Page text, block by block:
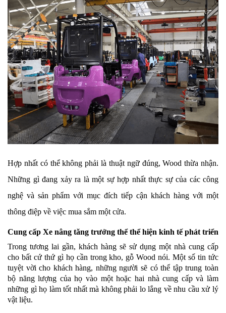
Hợp nhất có thể không phải là thuật ngữ đúng, Wood thừa nhận.
Những gì đang xảy ra là một sự hợp nhất thực sự của các công
nghệ và sản phẩm với mục đích tiếp cận khách hàng với một
thông điệp về việc mua sắm một cửa.
Cung cấp Xe nâng tăng trưởng thể thể hiện kinh tế phát triển
Trong tương lai gần, khách hàng sẽ sử dụng một nhà cung cấp
cho bất cứ thứ gì họ cần trong kho, gỗ Wood nói. Một số tin tức
tuyệt vời cho khách hàng, những người sẽ có thể tập trung toàn
bộ năng lượng của họ vào một hoặc hai nhà cung cấp và làm
những gì họ làm tốt nhất mà không phải lo lắng về nhu cầu xử lý
vật liệu.